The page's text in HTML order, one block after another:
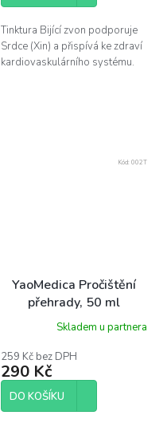
Tinktura Bijící zvon podporuje
Srdce (Xin) a přispívá ke zdraví
kardiovaskulárního systému.
YaoMedica Pročištění
přehrady, 50 ml
Skladem u partnera
259 Kč bez DPH
290 Kč
DO KOŠÍKU
Kód: 002T